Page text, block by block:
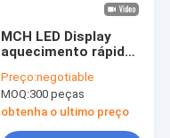
MCH LED Display
aquecimento rápido
rápido de alisador de
cabelo para salões
Preço:negotiable
MOQ:300 peças
obtenha o ultimo preço